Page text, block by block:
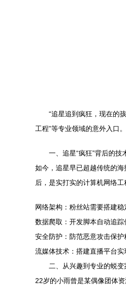
“追星追到疯狂，现在的
工程”等专业领域的意外入口
一、追星“疯狂”背后的技
如今，追星早已超越传统的
后，是实打实的计算机网络工
网络架构：粉丝站需要搭建
数据爬取：开发脚本自动追
安全防护：防范恶意攻击保
流媒体技术：搭建直播平台实
二、从兴趣到专业的蜕变
22岁的小雨曾是某偶像团体